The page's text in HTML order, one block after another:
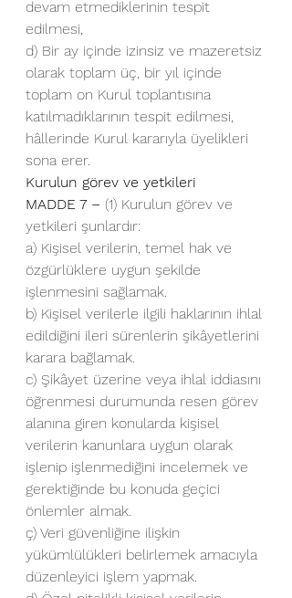
devam etmediklerinin tespit
edilmesi,
d) Bir ay içinde izinsiz ve mazeretsiz
olarak toplam üç, bir yıl içinde
toplam on Kurul toplantısına
katılmadıklarının tespit edilmesi,
hâllerinde Kurul kararıyla üyelikleri
sona erer.
Kurulun görev ve yetkileri
MADDE 7 – (1) Kurulun görev ve
yetkileri şunlardır:
a) Kişisel verilerin, temel hak ve
özgürlüklere uygun şekilde
işlenmesini sağlamak.
b) Kişisel verilerle ilgili haklarının ihlal
edildiğini ileri sürenlerin şikâyetlerini
karara bağlamak.
c) Şikâyet üzerine veya ihlal iddiasını
öğrenmesi durumunda resen görev
alanına giren konularda kişisel
verilerin kanunlara uygun olarak
işlenip işlenmediğini incelemek ve
gerektiğinde bu konuda geçici
önlemler almak.
ç) Veri güvenliğine ilişkin
yükümlülükleri belirlemek amacıyla
düzenleyici işlem yapmak.